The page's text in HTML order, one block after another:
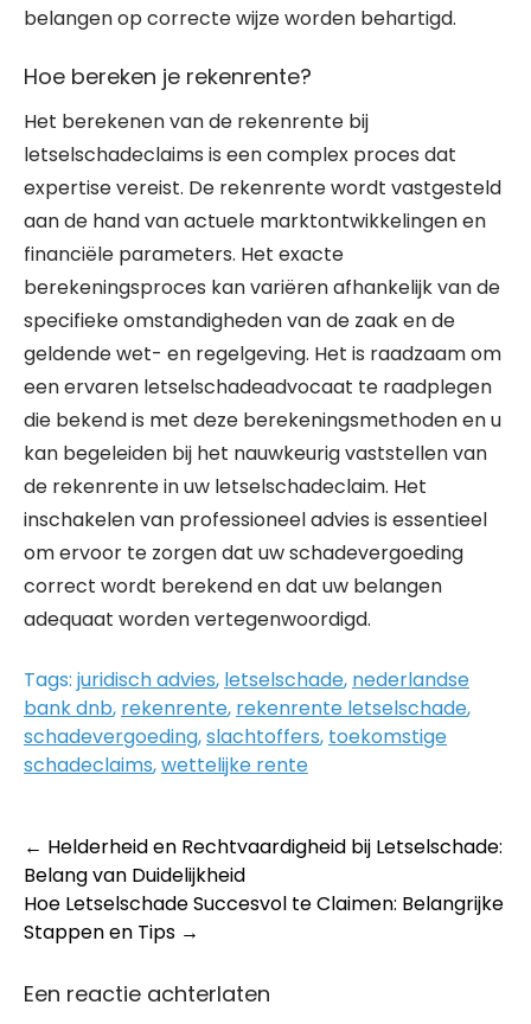
belangen op correcte wijze worden behartigd.
Hoe bereken je rekenrente?
Het berekenen van de rekenrente bij
letselschadeclaims is een complex proces dat
expertise vereist. De rekenrente wordt vastgesteld
aan de hand van actuele marktontwikkelingen en
financiële parameters. Het exacte
berekeningsproces kan variëren afhankelijk van de
specifieke omstandigheden van de zaak en de
geldende wet- en regelgeving. Het is raadzaam om
een ervaren letselschadeadvocaat te raadplegen
die bekend is met deze berekeningsmethoden en u
kan begeleiden bij het nauwkeurig vaststellen van
de rekenrente in uw letselschadeclaim. Het
inschakelen van professioneel advies is essentieel
om ervoor te zorgen dat uw schadevergoeding
correct wordt berekend en dat uw belangen
adequaat worden vertegenwoordigd.
Tags: juridisch advies, letselschade, nederlandse
bank dnb, rekenrente, rekenrente letselschade,
schadevergoeding,slachtoffers, toekomstige
schadeclaims,wettelijke rente
Post
navigation
← Helderheid en Rechtvaardigheid bij Letselschade:
Belang van Duidelijkheid
Hoe Letselschade Succesvol te Claimen: Belangrijke
Stappen en Tips →
Een reactie achterlaten